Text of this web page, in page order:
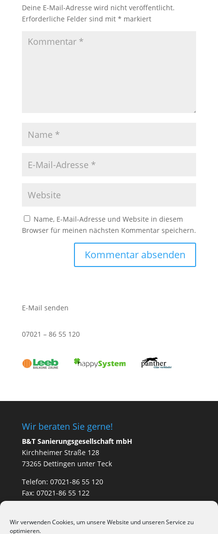
Wir verwenden Cookies, um unsere Website und unseren Service zu
optimieren.
Deine E-Mail-Adresse wird nicht veröffentlicht.
Erforderliche Felder sind mit * markiert
Name, E-Mail-Adresse und Website in diesem
Browser für meinen nächsten Kommentar speichern.
E-Mail senden
07021 – 86 55 120
Wir beraten Sie gerne!
B&T Sanierungsgesellschaft mbH
Kirchheimer Straße 128
73265 Dettingen unter Teck
Telefon: 07021-86 55 120
Fax: 07021-86 55 122